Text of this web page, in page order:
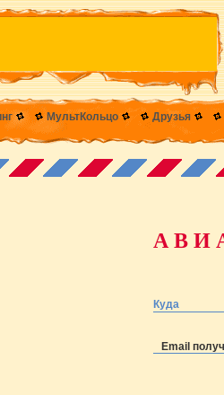
МультКольцо Друзья
А В И
Куда
Email